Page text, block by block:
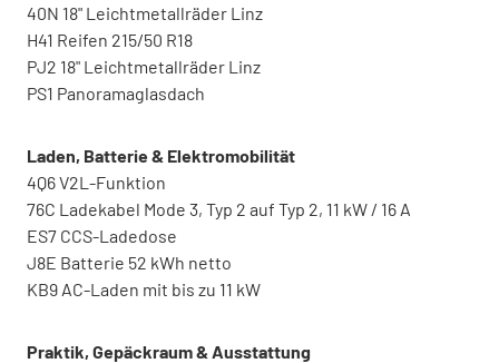
40N 18" Leichtmetallräder Linz
H41 Reifen 215/50 R18
PJ2 18" Leichtmetallräder Linz
PS1 Panoramaglasdach
Laden, Batterie & Elektromobilität
4Q6 V2L-Funktion
76C Ladekabel Mode 3, Typ 2 auf Typ 2, 11 kW / 16 A
ES7 CCS-Ladedose
J8E Batterie 52 kWh netto
KB9 AC-Laden mit bis zu 11 kW
Praktik, Gepäckraum & Ausstattung